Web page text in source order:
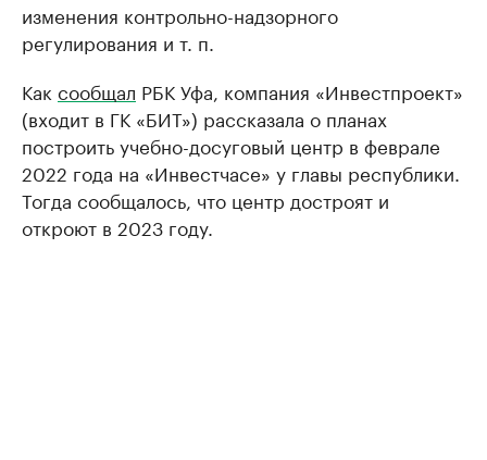
изменения контрольно-надзорного
регулирования и т. п.
Как сообщал РБК Уфа, компания «Инвестпроект»
(входит в ГК «БИТ») рассказала о планах
построить учебно-досуговый центр в феврале
2022 года на «Инвестчасе» у главы республики.
Тогда сообщалось, что центр достроят и
откроют в 2023 году.